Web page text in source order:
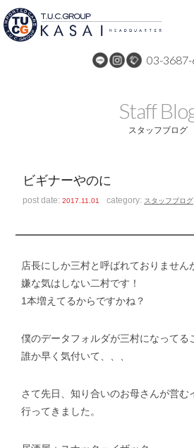
03-
全国納車
スタッフ紹介
スタッフblog
Staff
スタッフブログ
ビギナーやのに
post date:2017.11.01 category: スタッフブログ
店長にしか三村と呼ばれておりません
嫌な気はしない二村です！
1本増えてるからですかね？
僕のデータフォルダが三村になってる
誰か早く気付いて、、、
さて先日、知り合いのお母さんが営む
行ってきました。